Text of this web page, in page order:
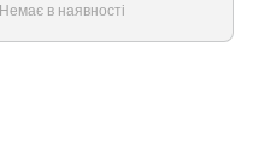
Немає в наявності